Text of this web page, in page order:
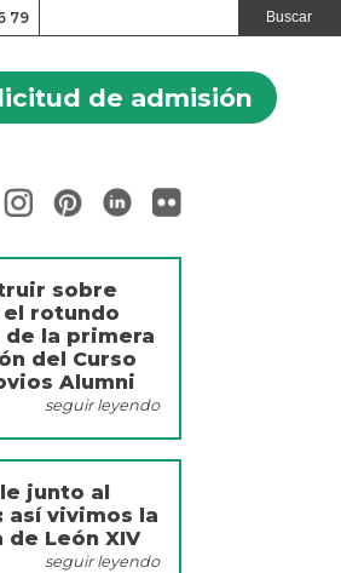
79
de admisión
sobre
el rotundo
la primera
del Curso
Alumni
seguir leyendo
junto al
así vivimos la
León XIV
seguir leyendo